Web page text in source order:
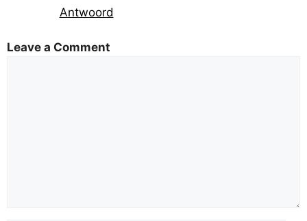
Antwoord
Leave a Comment